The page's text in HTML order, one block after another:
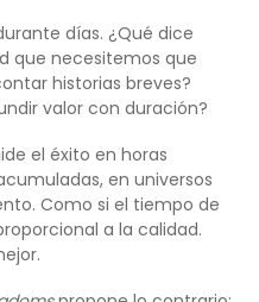
días. ¿Qué dice
que necesitemos que
historias breves?
valor con duración?
el éxito en horas
en universos
Como si el tiempo de
a la calidad.